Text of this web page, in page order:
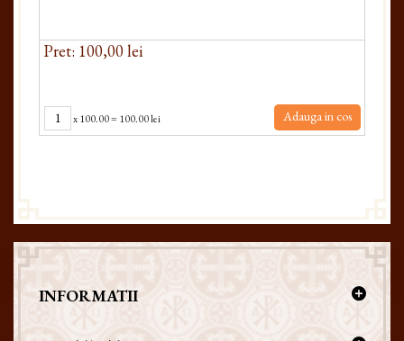
Pret: 100,00 lei
x100.00= 100.00 lei Adauga in cos
INFORMATII